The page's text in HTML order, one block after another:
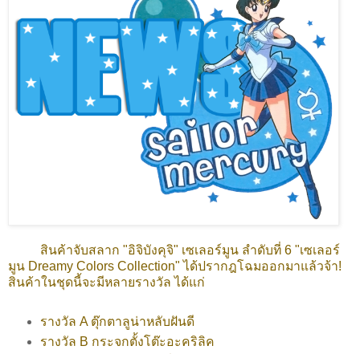
สินค้าจับสลาก "อิจิบังคุจิ" เซเลอร์มูน ลำดับที่ 6 "เซเลอร์
มูน Dreamy Colors Collection"ได้ปรากฎโฉมออกมาแล้วจ้า!
สินค้าในชุดนี้จะมีหลายรางวัล ได้แก่
รางวัล A ตุ๊กตาลูน่าหลับฝันดี
รางวัล B กระจกตั้งโต๊ะอะคริลิค